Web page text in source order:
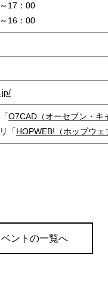
17：00
16：00
O7CAD（オーセブン・キ
「HOPWEB!（ホップウェ
ントの一覧へ